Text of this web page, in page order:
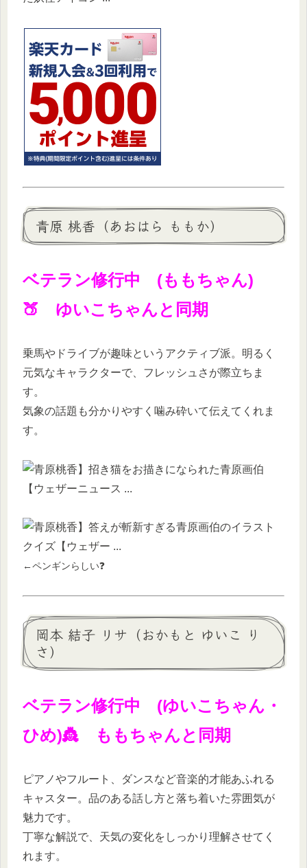
青原 桃香（あおはら ももか）
ベテラン修行中 (ももちゃん)
🍑 ゆいこちゃんと同期
乗馬やドライブが趣味というアクティブ派。明るく
元気なキャラクターで、フレッシュさが際立ちま
す。
気象の話題も分かりやすく噛み砕いて伝えてくれま
す。
←ペンギンらしい❓
岡本 結子 リサ（おかもと ゆいこ り
さ）
ベテラン修行中 (ゆいこちゃん・
ひめ)👸 ももちゃんと同期
ピアノやフルート、ダンスなど音楽的才能あふれる
キャスター。品のある話し方と落ち着いた雰囲気が
魅力です。
丁寧な解説で、天気の変化をしっかり理解させてく
れます。